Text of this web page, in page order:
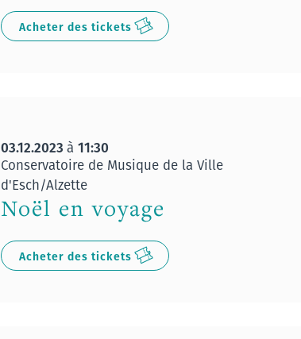
Acheter des tickets
03.12.2023 à 11:30
Conservatoire de Musique de la Ville
d'Esch/Alzette
Noël en voyage
Acheter des tickets